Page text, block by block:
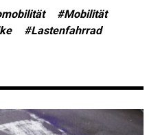
#Mobilität
#Lastenfahrrad